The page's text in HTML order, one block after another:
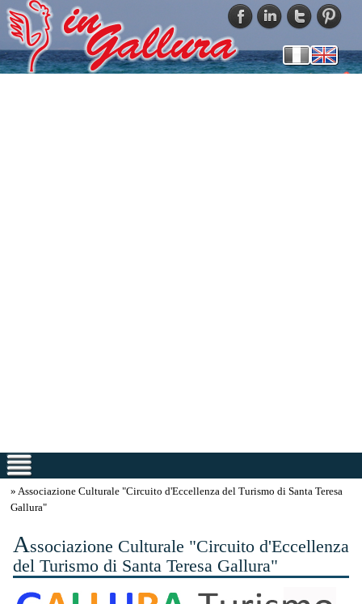
» Associazione Culturale "Circuito d'Eccellenza del Turismo di Santa Teresa
Gallura"
Associazione Culturale "Circuito d'Eccellenza
del Turismo di Santa Teresa Gallura"